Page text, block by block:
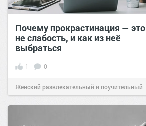
Почему прокрастинация — это
не слабость, и как из неё
выбраться
1 0
Женский развлекательный и поучительный
сайт.20:3101 фев 2026